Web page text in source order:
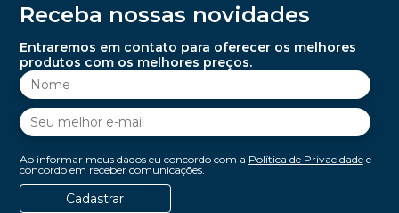
Receba nossas novidades
Entraremos em contato para oferecer os melhores
produtos com os melhores preços.
Ao informar meus dados eu concordo com a Política de Privacidadee
concordo em receber comunicações.
Cadastrar